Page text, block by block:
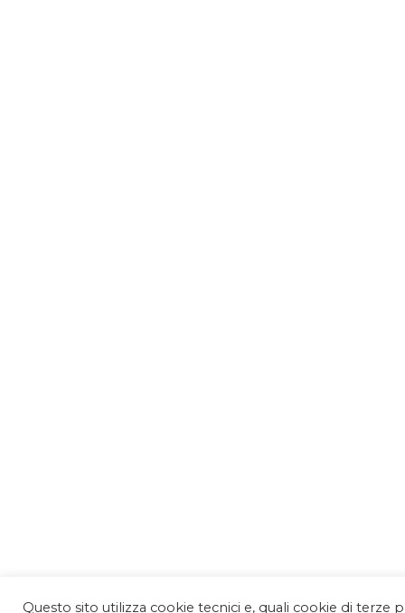
Questo sito utilizza cookie tecnici e, quali cookie di terze